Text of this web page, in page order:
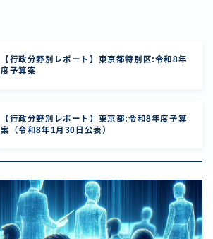
【行政分野別レポート】東京都特別区:令和8年
度予算案
【行政分野別レポート】東京都:令和8年度予算
案（令和8年1月30日公表）